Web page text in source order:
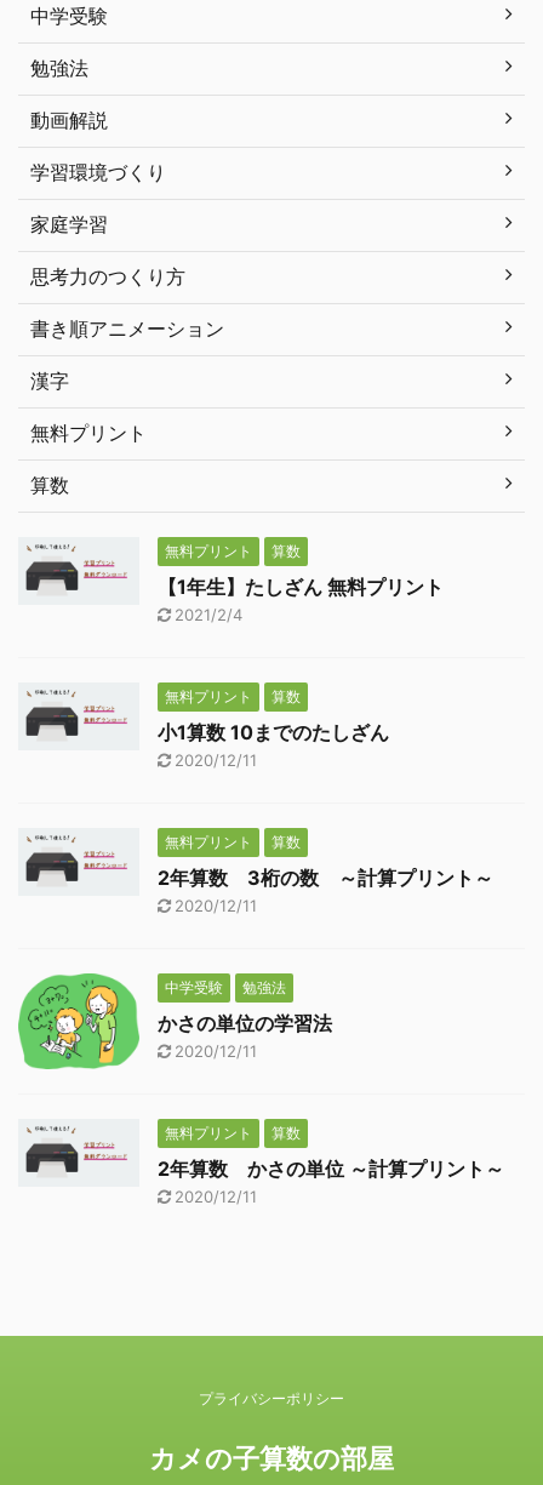
中学受験
勉強法
動画解説
学習環境づくり
家庭学習
思考力のつくり方
書き順アニメーション
漢字
無料プリント
算数
無料プリント 算数
【1年生】たしざん 無料プリント
2021/2/4
無料プリント 算数
小1算数 10までのたしざん
2020/12/11
無料プリント 算数
2年算数 3桁の数 ～計算プリント～
2020/12/11
中学受験 勉強法
かさの単位の学習法
2020/12/11
無料プリント 算数
2年算数 かさの単位 ～計算プリント～
2020/12/11
プライバシーポリシー
カメの子算数の部屋